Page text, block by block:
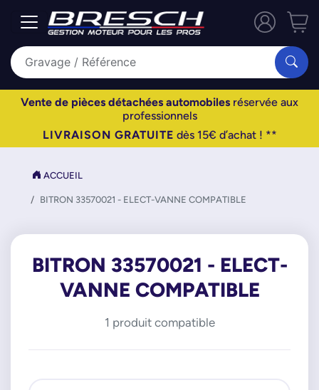
Vente de pièces détachées automobiles réservée aux
professionnels
LIVRAISON GRATUITE dès 15€ d’achat ! **
ACCUEIL
BITRON 33570021 - ELECT-VANNE COMPATIBLE
BITRON 33570021 - ELECT-
VANNE COMPATIBLE
1 produit compatible